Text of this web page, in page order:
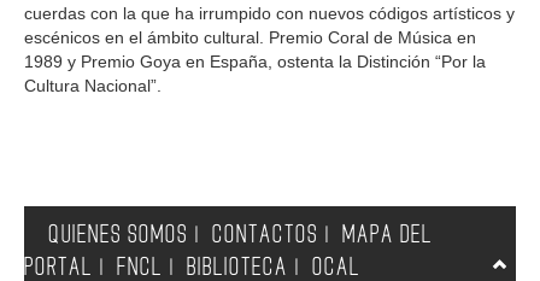
cuerdas con la que ha irrumpido con nuevos códigos artísticos y
escénicos en el ámbito cultural. Premio Coral de Música en
1989 y Premio Goya en España, ostenta la Distinción “Por la
Cultura Nacional”.
QUIENES SOMOS CONTACTOS
MAPA DEL
PORTAL
FNCL BIBLIOTECA OCAL